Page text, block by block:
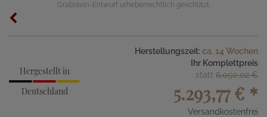
Grabstein-Entwurf urheberrechtlich geschützt.
Hergestellt in
Deutschland
Herstellungszeit: ca. 14 Wochen
Ihr Komplettpreis
statt 6.050,02 €
5.293,77 € *
Versandkostenfrei